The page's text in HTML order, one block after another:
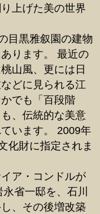
上げた美の世界
目黒雅叙園の建物
ります。 最近の
山風、更には日
どに見られる江
でも「百段階
、伝統的な美意
います。 2009年
化財に指定されま
ア・コンドルが
省一邸を、石川
、その後増改築